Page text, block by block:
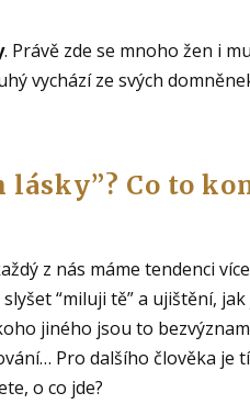
. Právě zde se mnoho žen i
vychází ze svých
lásky”? Co to
z nás máme tendenci
“miluji tě” a ujištění,
jiného jsou to
Pro dalšího člověka je
o co jde?